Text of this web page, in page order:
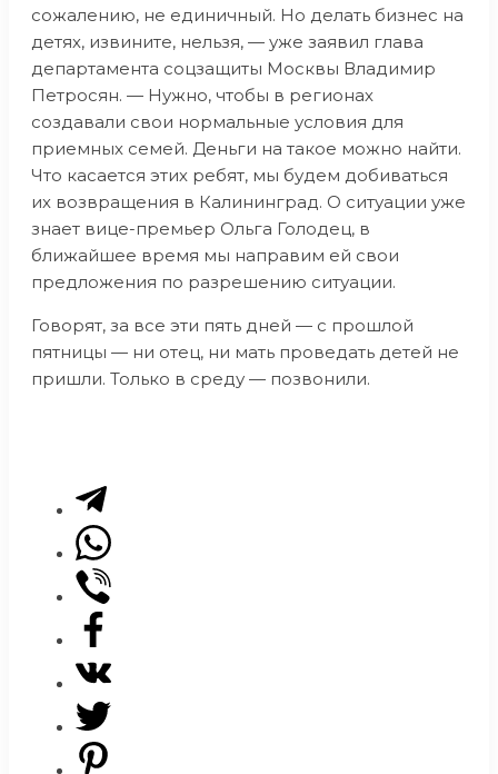
сожалению, не единичный. Но делать бизнес на
детях, извините, нельзя, — уже заявил глава
департамента соцзащиты Москвы Владимир
Петросян. — Нужно, чтобы в регионах
создавали свои нормальные условия для
приемных семей. Деньги на такое можно найти.
Что касается этих ребят, мы будем добиваться
их возвращения в Калининград. О ситуации уже
знает вице-премьер Ольга Голодец, в
ближайшее время мы направим ей свои
предложения по разрешению ситуации.
Говорят, за все эти пять дней — с прошлой
пятницы — ни отец, ни мать проведать детей не
пришли. Только в среду — позвонили.